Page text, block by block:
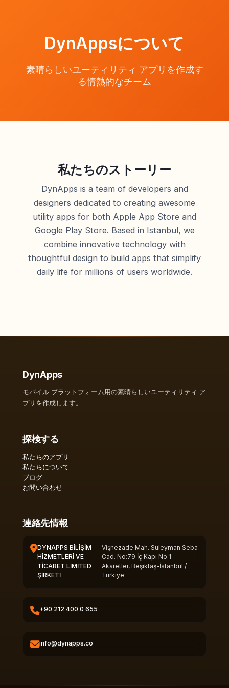
DynAppsについて
素晴らしいユーティリティ アプリを作成す
る情熱的なチーム
私たちのストーリー
DynApps is a team of developers and
designers dedicated to creating awesome
utility apps for both Apple App Store and
Google Play Store. Based in Istanbul, we
combine innovative technology with
thoughtful design to build apps that simplify
daily life for millions of users worldwide.
DynApps
モバイル プラットフォーム用の素晴らしいユーティリティ ア
プリを作成します。
探検する
私たちのアプリ
私たちについて
ブログ
お問い合わせ
連絡先情報
DYNAPPS BİLİŞİM
HİZMETLERİ VE
TİCARET LİMİTED
ŞİRKETİ
Vişnezade Mah. Süleyman Seba
Cad. No:79 İç Kapı No:1
Akaretler, Beşiktaş-İstanbul /
Türkiye
+90 212 400 0 655
info@dynapps.co